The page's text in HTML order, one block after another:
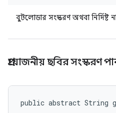
বুটলোডার সংস্করণ অথবা নির্দিষ্ট
প্রয়োজনীয় ছবির সংস্করণ
public abstract String